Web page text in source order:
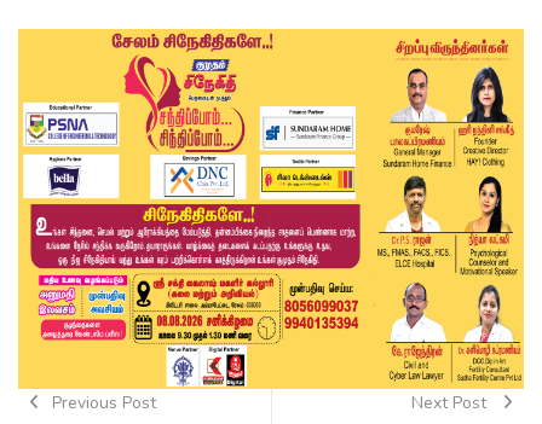
Previous Post Next Post